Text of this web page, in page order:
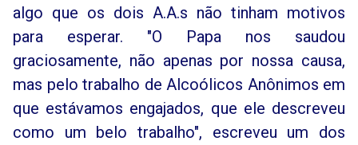
algo que os dois A.A.s não tinham motivos
para esperar. "O Papa nos saudou
graciosamente, não apenas por nossa causa,
mas pelo trabalho de Alcoólicos Anônimos em
que estávamos engajados, que ele descreveu
como um belo trabalho", escreveu um dos